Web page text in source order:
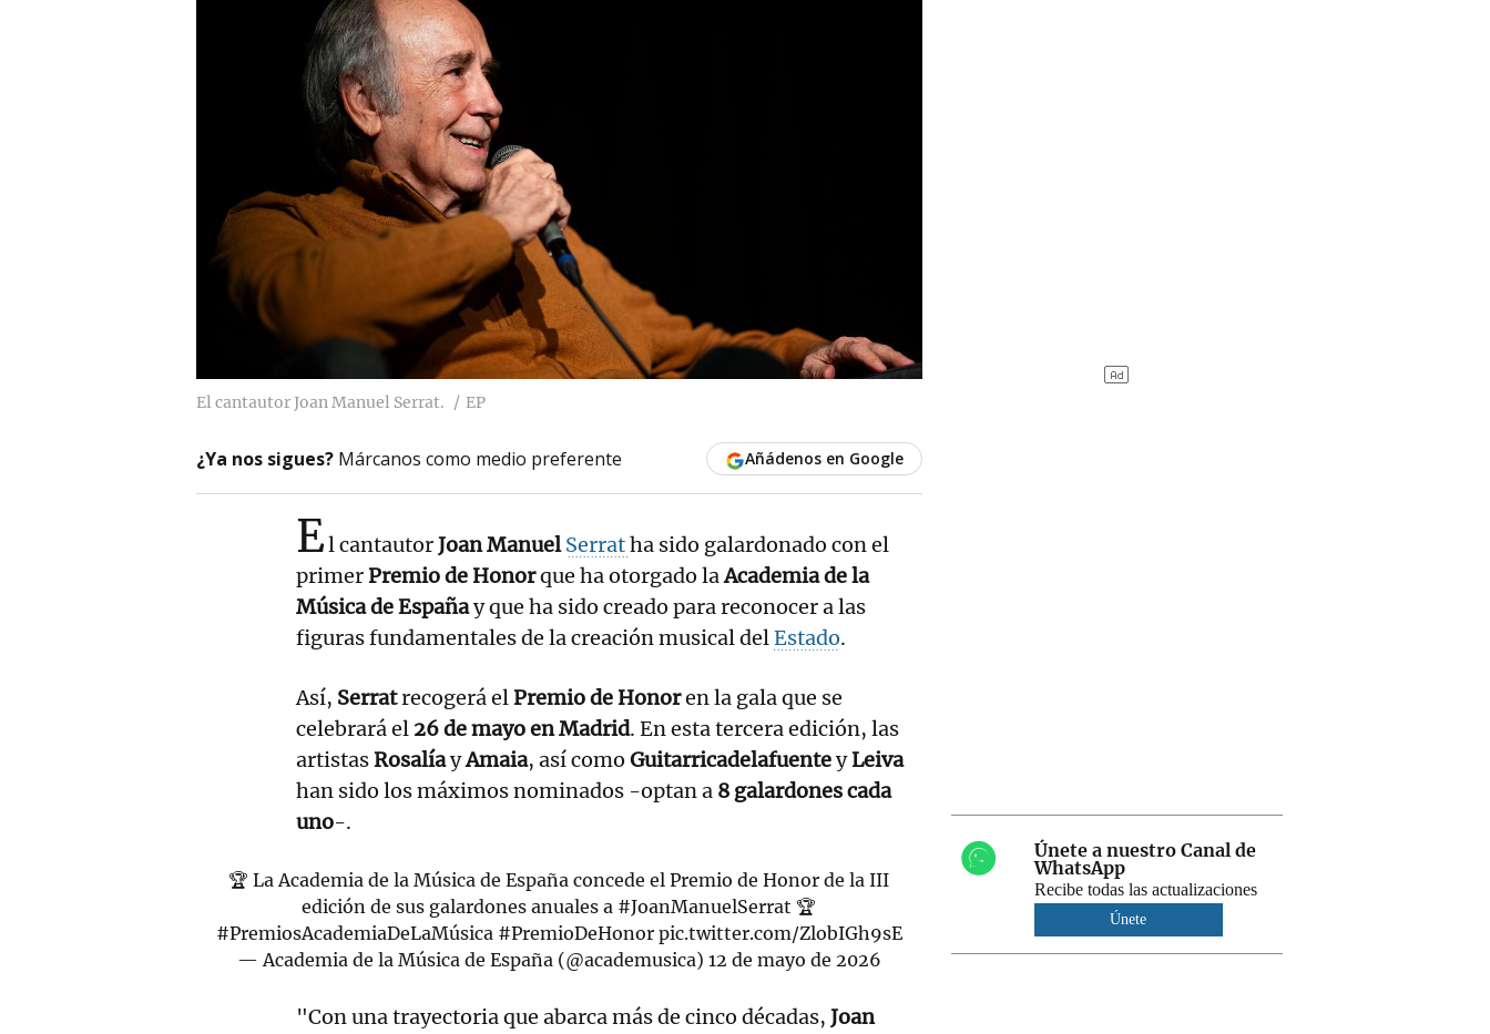
El cantautor Joan Manuel Serrat. EP
¿Ya nos sigues? Márcanos como medio preferente Añádenos en Google
El cantautorJoan ManuelSerratha sido galardonado con el
primerPremio de Honorque ha otorgado laAcademia de la
Música de Españay que ha sido creado para reconocer a las
figuras fundamentales de la creación musical delEstado.
Así, Serratrecogerá elPremio de Honoren la gala que se
celebrará el 26 de mayo en Madrid. En esta tercera edición, las
artistasRosalíayAmaia, así como GuitarricadelafuenteyLeiva
han sido los máximos nominados -optan a 8 galardones cada
uno-.
🏆 La Academia de la Música de España concede el Premio de Honor de la III
edición de sus galardones anuales a #JoanManuelSerrat 🏆
#PremiosAcademiaDeLaMúsica #PremioDeHonor pic.twitter.com/ZlobIGh9sE
— Academia de la Música de España (@academusica) 12 de mayo de 2026
"Con una trayectoria que abarca más de cinco décadas, Joan
Únete a nuestro Canal de
WhatsApp
Recibe todas las actualizaciones
Únete